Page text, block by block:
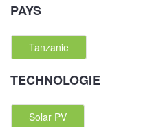
PAYS
Tanzanie
TECHNOLOGIE
Solar PV